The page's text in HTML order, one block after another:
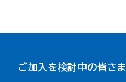
ご加入を検討中の皆さま